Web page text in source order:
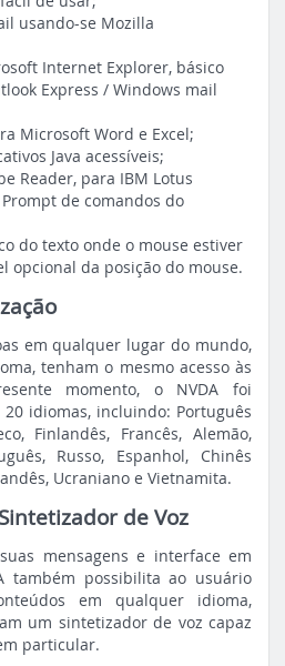
usando-se Mozilla
Internet Explorer, básico
Express / Windows mail
Microsoft Word e Excel;
Java acessíveis;
Reader, para IBM Lotus
de comandos do
do texto onde o mouse estiver
opcional da posição do mouse.
em qualquer lugar do mundo,
tenham o mesmo acesso às
momento, o NVDA foi
idiomas, incluindo: Português
Finlandês, Francês, Alemão,
Russo, Espanhol, Chinês
Ucraniano e Vietnamita.
de Voz
mensagens e interface em
também possibilita ao usuário
em qualquer idioma,
um sintetizador de voz capaz
particular.